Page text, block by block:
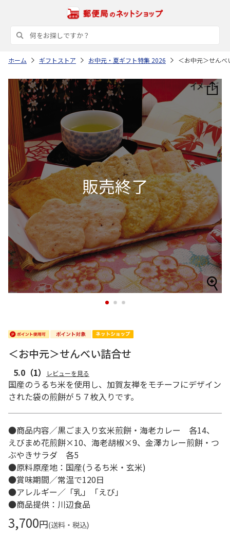
ホーム ギフトストア お中元・夏ギフト特集 2026 ＜お中元＞せんべ
1 2 3
＜お中元＞せんべい詰合せ
5.0 （1） レビューを見る
国産のうるち米を使用し、加賀友禅をモチーフにデザイン
された袋の煎餅が５７枚入りです。
●商品内容／黒ごま入り玄米煎餅・海老カレー 各14、
えびまめ花煎餅×10、海老胡椒×9、金澤カレー煎餅・つ
ぶやきサラダ 各5
●原料原産地：国産(うるち米・玄米)
●賞味期間／常温で120日
●アレルギー／「乳」「えび」
●商品提供：川辺食品
3,700円(送料・税込)